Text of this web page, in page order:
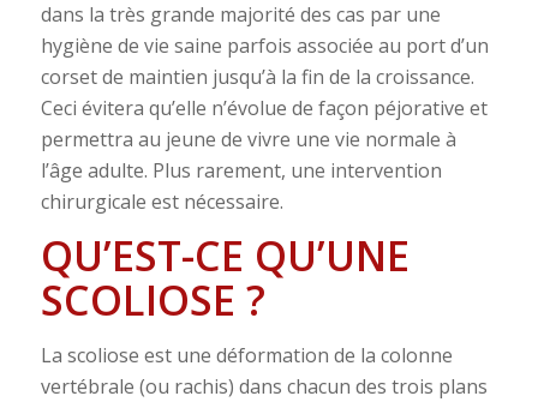
dans la très grande majorité des cas par une
hygiène de vie saine parfois associée au port d’un
corset de maintien jusqu’à la fin de la croissance.
Ceci évitera qu’elle n’évolue de façon péjorative et
permettra au jeune de vivre une vie normale à
l’âge adulte. Plus rarement, une intervention
chirurgicale est nécessaire.
QU’EST-CE QU’UNE
SCOLIOSE ?
La scoliose est une déformation de la colonne
vertébrale (ou rachis) dans chacun des trois plans